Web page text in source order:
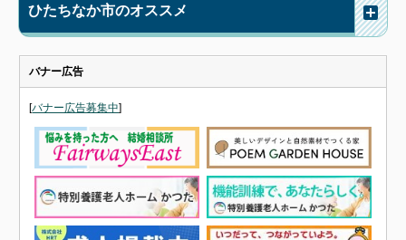
ひたちなか市のオススメ
バナー広告
[バナー広告募集中]